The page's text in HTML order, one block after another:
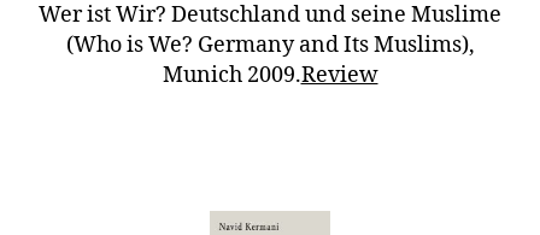
Wer ist Wir? Deutschland und seine Muslime
(Who is We? Germany and Its Muslims),
Munich 2009.Review